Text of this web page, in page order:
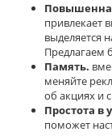
привлекает
выделяется
Предлагаем
Память.
меняйте
об акциях и
Простота в
поможет